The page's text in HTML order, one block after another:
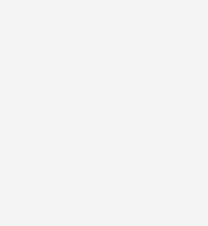
6 fordert eine „funktionstüchtige,
Ausstattung“ für
Kindertagesstätten und
und Gefahren im